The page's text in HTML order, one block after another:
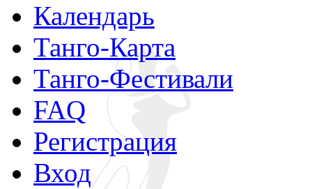
Календарь
Танго-Карта
Танго-Фестивали
FAQ
Регистрация
Вход